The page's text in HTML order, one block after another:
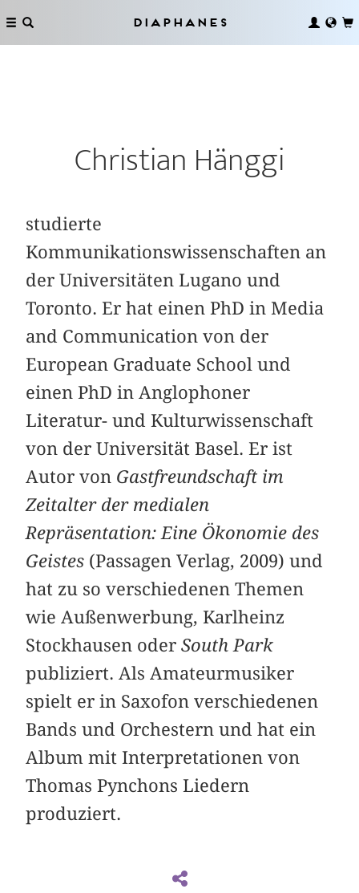
Diaphanes
Christian Hänggi
studierte
Kommunikationswissenschaften an
der Universitäten Lugano und
Toronto. Er hat einen PhD in Media
and Communication von der
European Graduate School und
einen PhD in Anglophoner
Literatur- und Kulturwissenschaft
von der Universität Basel. Er ist
Autor von Gastfreundschaft im
Zeitalter der medialen
Repräsentation: Eine Ökonomie des
Geistes (Passagen Verlag, 2009) und
hat zu so verschiedenen Themen
wie Außenwerbung, Karlheinz
Stockhausen oderSouth Park
publiziert. Als Amateurmusiker
spielt er in Saxofon verschiedenen
Bands und Orchestern und hat ein
Album mit Interpretationen von
Thomas Pynchons Liedern
produziert.